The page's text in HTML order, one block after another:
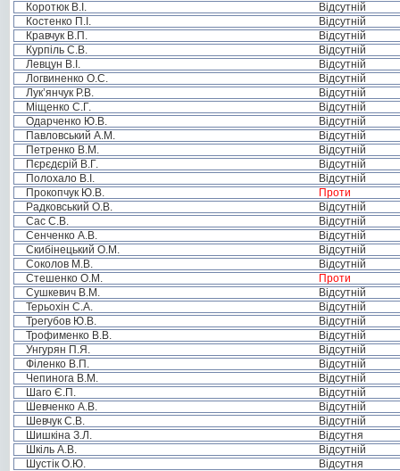
Коротюк В.І.
Відсутній
Костенко П.І.
Відсутній
Кравчук В.П.
Відсутній
Курпіль С.В.
Відсутній
Левцун В.І.
Відсутній
Логвиненко О.С.
Відсутній
Лук’янчук Р.В.
Відсутній
Міщенко С.Г.
Відсутній
Одарченко Ю.В.
Відсутній
Павловський А.М.
Відсутній
Петренко В.М.
Відсутній
Пєрєдєрій В.Г.
Відсутній
Полохало В.І.
Відсутній
Прокопчук Ю.В.
Проти
Радковський О.В.
Відсутній
Сас С.В.
Відсутній
Сенченко А.В.
Відсутній
Скибінецький О.М.
Відсутній
Соколов М.В.
Відсутній
Стешенко О.М.
Проти
Сушкевич В.М.
Відсутній
Терьохін С.А.
Відсутній
Трегубов Ю.В.
Відсутній
Трофименко В.В.
Відсутній
Унгурян П.Я.
Відсутній
Філенко В.П.
Відсутній
Чепинога В.М.
Відсутній
Шаго Є.П.
Відсутній
Шевченко А.В.
Відсутній
Шевчук С.В.
Відсутній
Шишкіна З.Л.
Відсутня
Шкіль А.В.
Відсутній
Шустік О.Ю.
Відсутня